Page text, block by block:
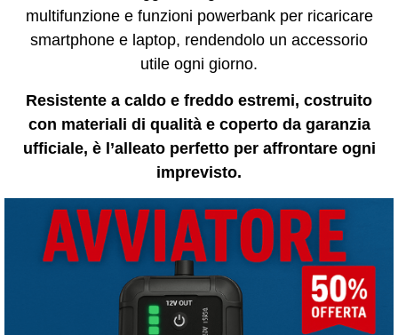
multifunzione e funzioni powerbank per ricaricare
smartphone e laptop, rendendolo un accessorio
utile ogni giorno.
Resistente a caldo e freddo estremi, costruito
con materiali di qualità e coperto da garanzia
ufficiale, è l’alleato perfetto per affrontare ogni
imprevisto.